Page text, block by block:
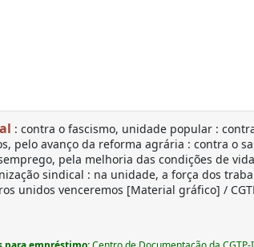
: contra o fascismo, unidade popular :
pelo avanço da reforma agrária : contra o
pela melhoria das condições de
sindical : na unidade, a força dos
unidos venceremos [Material gráfico] /